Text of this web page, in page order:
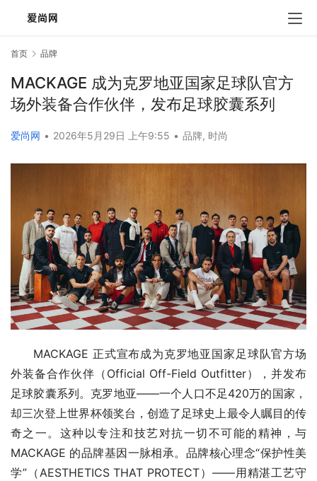
首页 品牌
MACKAGE 成为克罗地亚国家足球队官方
场外装备合作伙伴，发布足球胶囊系列
爱尚网 • 2026年5月29日 上午9:55 • 品牌, 时尚
MACKAGE 正式宣布成为克罗地亚国家足球队官方场
外装备合作伙伴（Official Off-Field Outfitter），并发布
足球胶囊系列。克罗地亚——一个人口不足420万的国家，
却三次登上世界杯领奖台，创造了足球史上最令人瞩目的传
奇之一。这种以专注和技艺对抗一切不可能的精神，与
MACKAGE 的品牌基因一脉相承。品牌核心理念“保护性美
学”（AESTHETICS THAT PROTECT）——用精湛工艺守